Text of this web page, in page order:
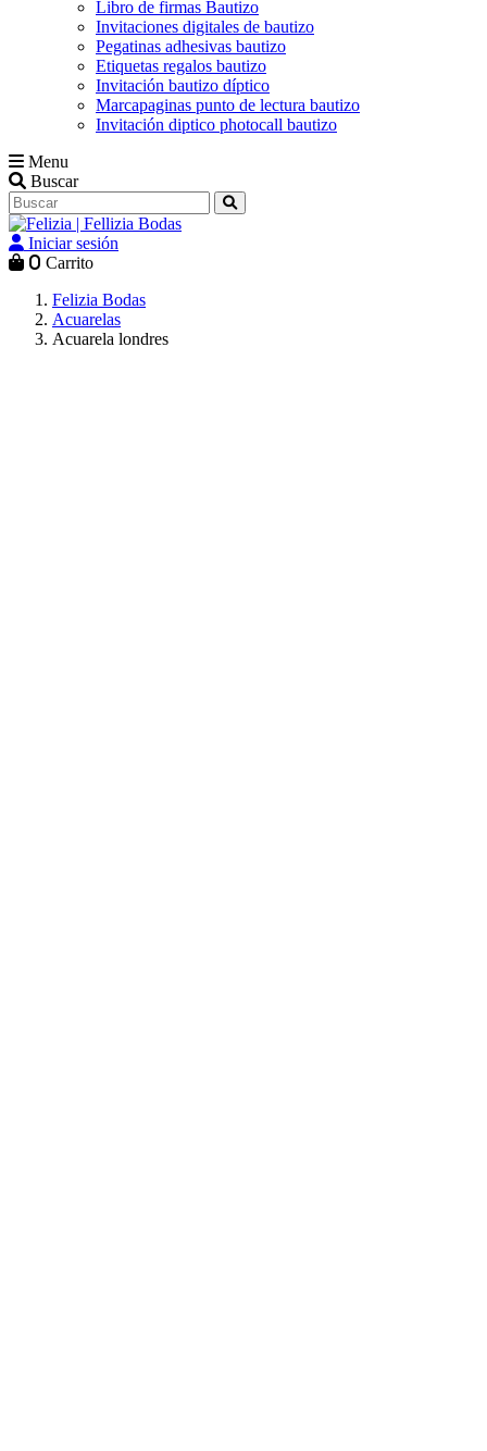
Libro de firmas Bautizo
Invitaciones digitales de bautizo
Pegatinas adhesivas bautizo
Etiquetas regalos bautizo
Invitación bautizo díptico
Marcapaginas punto de lectura bautizo
Invitación diptico photocall bautizo
Menu
Buscar
Iniciar sesión
0 Carrito
Felizia Bodas
Acuarelas
Acuarela londres